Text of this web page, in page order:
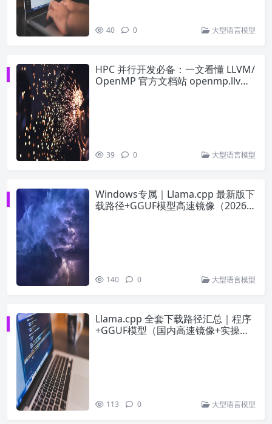
40 0 大型语言模型
HPC 并行开发必备：一文看懂 LLVM/
OpenMP 官方文档站 openmp.llvm.
39 0 大型语言模型
Windows专属｜Llama.cpp 最新版下
载路径+GGUF模型高速镜像（2026
140 0 大型语言模型
Llama.cpp 全套下载路径汇总｜程序
+GGUF模型（国内高速镜像+实操命
113 0 大型语言模型